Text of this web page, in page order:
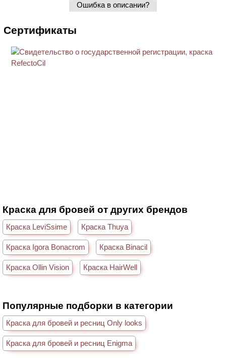
Ошибка в описании?
Сертификаты
Краска для бровей от других брендов
Краска LeviSsime Краска Thuya
Краска Igora Bonacrom Краска Binacil
Краска Ollin Vision Краска HairWell
Популярные подборки в категории
Краска для бровей и ресниц Only looks
Краска для бровей и ресниц Enigma